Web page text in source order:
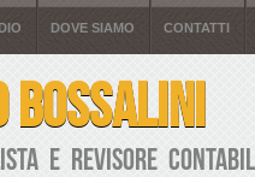
DOVE SIAMO CONTATTI
e Revisore